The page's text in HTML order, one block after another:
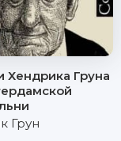
Хендрика Груна
Грун